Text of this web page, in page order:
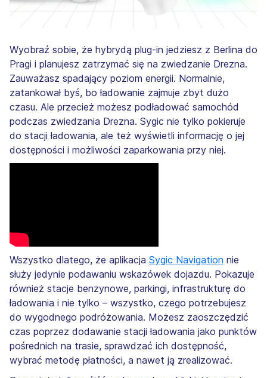
Wyobraź sobie, że hybrydą plug-in jedziesz z Berlina do
Pragi i planujesz zatrzymać się na zwiedzanie Drezna.
Zauważasz spadający poziom energii. Normalnie,
zatankował byś, bo ładowanie zajmuje zbyt dużo
czasu. Ale przecież możesz podładować samochód
podczas zwiedzania Drezna. Sygic nie tylko pokieruje
do stacji ładowania, ale też wyświetli informację o jej
dostępności i możliwości zaparkowania przy niej.
Wszystko dlatego, że aplikacja Sygic Navigation nie
służy jedynie podawaniu wskazówek dojazdu. Pokazuje
również stacje benzynowe, parkingi, infrastrukturę do
ładowania i nie tylko – wszystko, czego potrzebujesz
do wygodnego podróżowania. Możesz zaoszczędzić
czas poprzez dodawanie stacji ładowania jako punktów
pośrednich na trasie, sprawdzać ich dostępność,
wybrać metodę płatności, a nawet ją zrealizować.